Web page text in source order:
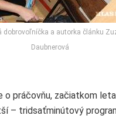
dobrovoľníčka a autorka článku
Daubnerová
o práčovňu, začiatkom
– tridsaťminútový